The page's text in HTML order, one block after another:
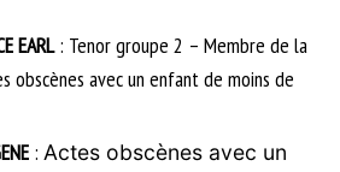
EARL: Tenor groupe 2 – Membre de la
obscènes avec un enfant de moins de
: Actes obscènes avec un